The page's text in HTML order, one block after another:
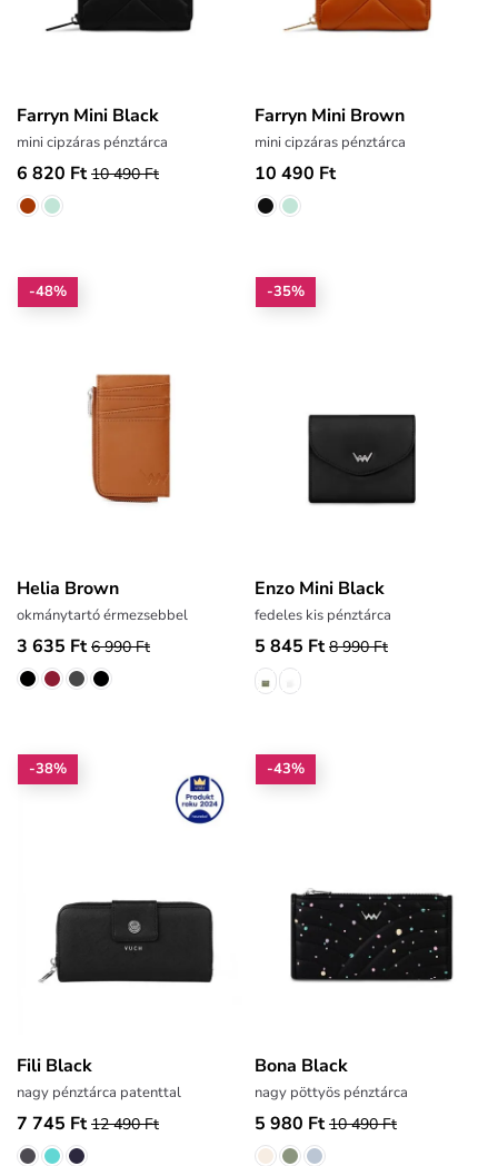
Farryn Mini Black
mini cipzáras pénztárca
6 820 Ft 10 490 Ft
Farryn Mini Brown
mini cipzáras pénztárca
10 490 Ft
-48%
Helia Brown
okmánytartó érmezsebbel
3 635 Ft 6 990 Ft
-35%
Enzo Mini Black
fedeles kis pénztárca
5 845 Ft 8 990 Ft
-38%
Fili Black
nagy pénztárca patenttal
7 745 Ft 12 490 Ft
-43%
Bona Black
nagy pöttyös pénztárca
5 980 Ft 10 490 Ft